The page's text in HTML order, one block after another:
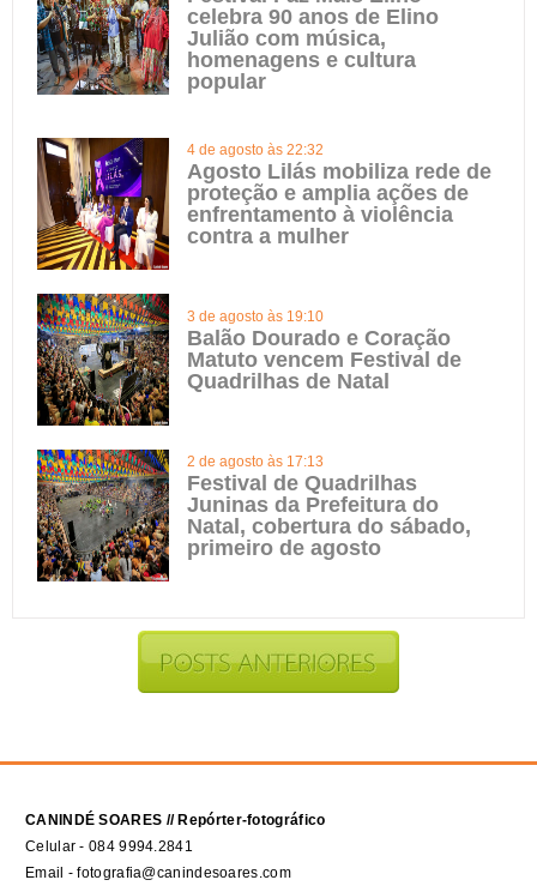
celebra 90 anos de Elino
Julião com música,
homenagens e cultura
popular
4 de agosto às 22:32
Agosto Lilás mobiliza rede de
proteção e amplia ações de
enfrentamento à violência
contra a mulher
3 de agosto às 19:10
Balão Dourado e Coração
Matuto vencem Festival de
Quadrilhas de Natal
2 de agosto às 17:13
Festival de Quadrilhas
Juninas da Prefeitura do
Natal, cobertura do sábado,
primeiro de agosto
CANINDÉ SOARES // Repórter-fotográfico
Celular - 084 9994.2841
Email - fotografia@canindesoares.com